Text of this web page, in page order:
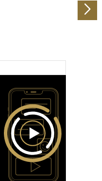
weiter. Unsere
möglicherweise mit